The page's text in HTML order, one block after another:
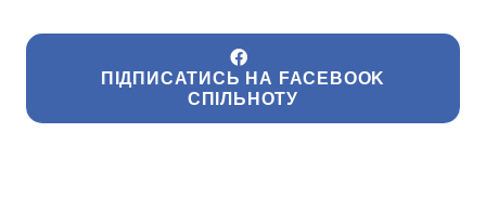
ПІДПИСАТИСЬ НА FACEBOOK
СПІЛЬНОТУ